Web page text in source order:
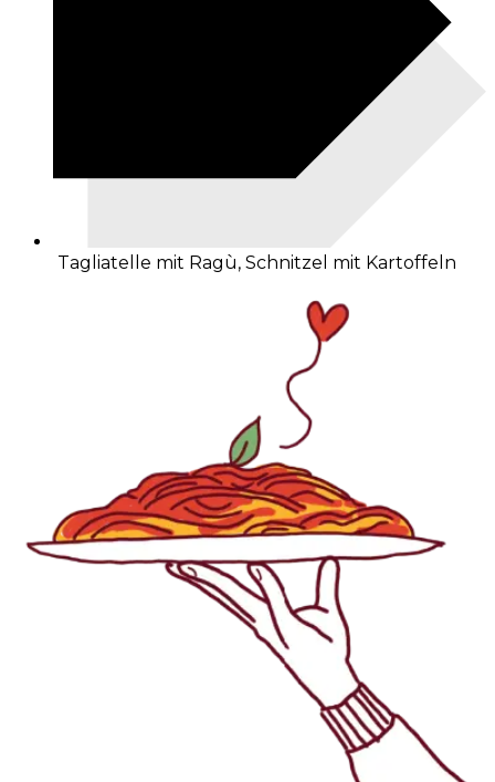
Tagliatelle mit Ragù, Schnitzel mit Kartoffeln